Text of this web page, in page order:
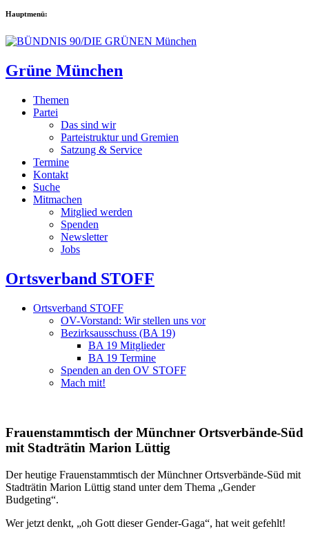
Hauptmenü:
Grüne München
Themen
Partei
Das sind wir
Parteistruktur und Gremien
Satzung & Service
Termine
Kontakt
Suche
Mitmachen
Mitglied werden
Spenden
Newsletter
Jobs
Ortsverband STOFF
Ortsverband STOFF
OV-Vorstand: Wir stellen uns vor
Bezirksausschuss (BA 19)
BA 19 Mitglieder
BA 19 Termine
Spenden an den OV STOFF
Mach mit!
Frauenstammtisch der Münchner Ortsverbände-Süd
mit Stadträtin Marion Lüttig
Der heutige Frauenstammtisch der Münchner Ortsverbände-Süd mit
Stadträtin Marion Lüttig stand unter dem Thema „Gender
Budgeting“.
Wer jetzt denkt, „oh Gott dieser Gender-Gaga“, hat weit gefehlt!